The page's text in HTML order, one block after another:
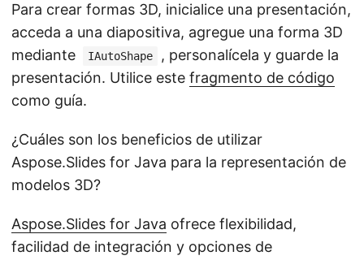
Para crear formas 3D, inicialice una presentación,
acceda a una diapositiva, agregue una forma 3D
mediante
IAutoShape
, personalícela y guarde la
presentación. Utilice este fragmento de código
como guía.
¿Cuáles son los beneficios de utilizar
Aspose.Slides for Java para la representación de
modelos 3D?
Aspose.Slides for Java ofrece flexibilidad,
facilidad de integración y opciones de